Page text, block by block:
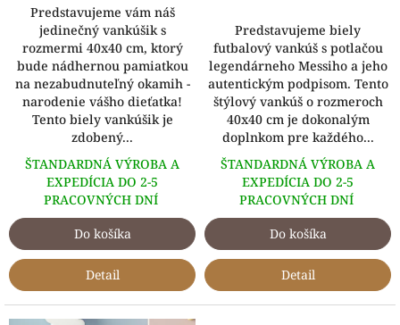
hviezdičiek.
Predstavujeme vám náš
jedinečný vankúšik s
rozmermi 40x40 cm, ktorý
bude nádhernou pamiatkou
na nezabudnuteľný okamih -
narodenie vášho dieťatka!
Tento biely vankúšik je
zdobený...
ŠTANDARDNÁ VÝROBA A
EXPEDÍCIA DO 2-5
PRACOVNÝCH DNÍ
Do košíka
Detail
hviezdičiek.
Predstavujeme biely
futbalový vankúš s potlačou
legendárneho Messiho a jeho
autentickým podpisom. Tento
štýlový vankúš o rozmeroch
40x40 cm je dokonalým
doplnkom pre každého...
ŠTANDARDNÁ VÝROBA A
EXPEDÍCIA DO 2-5
PRACOVNÝCH DNÍ
Do košíka
Detail